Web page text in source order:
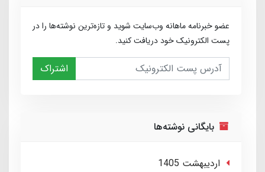
عضو خبرنامه ماهانه وب‌سایت شوید و تازه‌ترین نوشته‌ها را در
پست الکترونیک خود دریافت کنید.
اشتراک
بایگانی نوشته‌ها
ارديبهشت 1405